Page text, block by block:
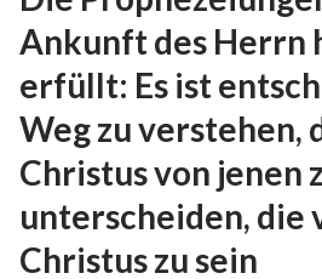
Ankunft des Herrn
erfüllt: Es ist
Weg zu verstehen,
Christus von jenen
unterscheiden, die
Christus zu sein